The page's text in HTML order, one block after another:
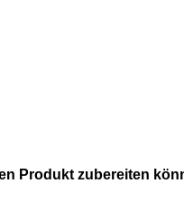
Produkt zubereiten